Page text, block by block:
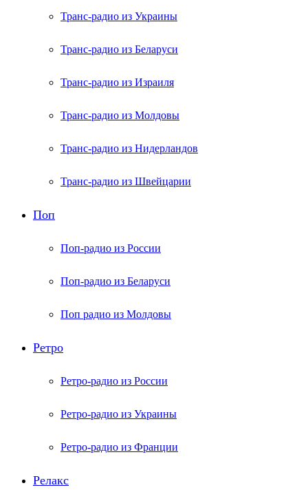
Транс-радио из Украины
Транс-радио из Беларуси
Транс-радио из Израиля
Транс-радио из Молдовы
Транс-радио из Нидерландов
Транс-радио из Швейцарии
Поп
Поп-радио из России
Поп-радио из Беларуси
Поп радио из Молдовы
Ретро
Ретро-радио из России
Ретро-радио из Украины
Ретро-радио из Франции
Релакс